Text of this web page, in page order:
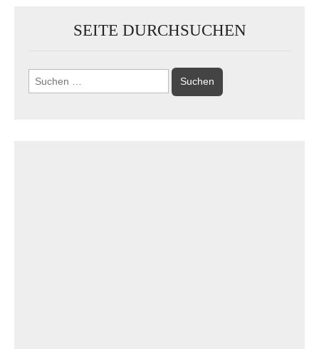
SEITE DURCHSUCHEN
Suchen
nach: